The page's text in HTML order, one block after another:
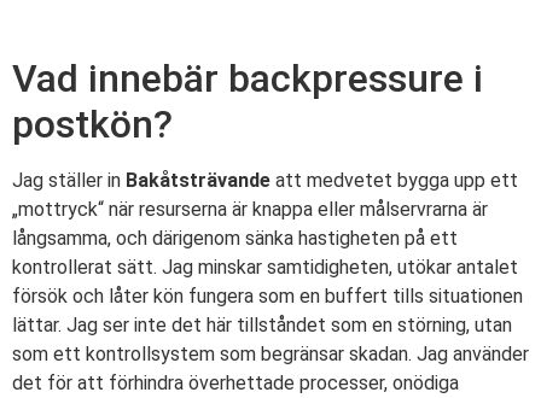
Vad innebär backpressure i
postkön?
Jag ställer in Bakåtsträvande att medvetet bygga upp ett
„mottryck“ när resurserna är knappa eller målservrarna är
långsamma, och därigenom sänka hastigheten på ett
kontrollerat sätt. Jag minskar samtidigheten, utökar antalet
försök och låter kön fungera som en buffert tills situationen
lättar. Jag ser inte det här tillståndet som en störning, utan
som ett kontrollsystem som begränsar skadan. Jag använder
det för att förhindra överhettade processer, onödiga